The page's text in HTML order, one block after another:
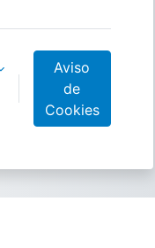
Aviso
de
Cookies